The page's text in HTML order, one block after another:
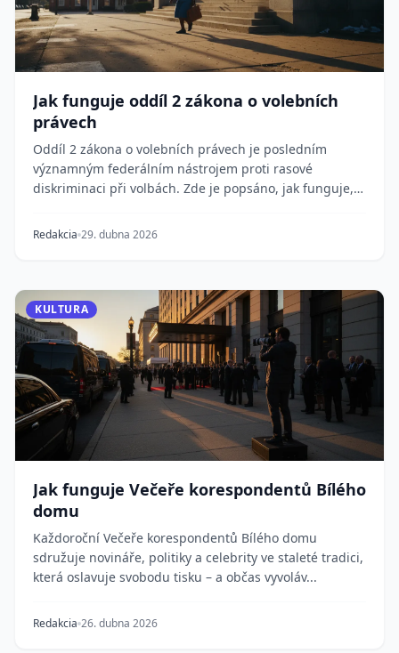
Jak funguje oddíl 2 zákona o volebních
právech
Oddíl 2 zákona o volebních právech je posledním
významným federálním nástrojem proti rasové
diskriminaci při volbách. Zde je popsáno, jak funguje,
Redakcia 29. dubna 2026
KULTURA
Jak funguje Večeře korespondentů Bílého
domu
Každoroční Večeře korespondentů Bílého domu
sdružuje novináře, politiky a celebrity ve staleté tradici,
která oslavuje svobodu tisku – a občas vyvoláv...
Redakcia 26. dubna 2026